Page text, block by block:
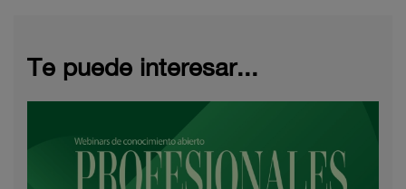
Te puede interesar...